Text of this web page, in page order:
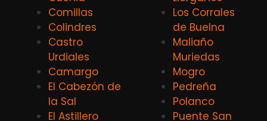
Comillas
Colindres
Castro
Urdiales
Camargo
El Cabezón de
la Sal
El Astillero
Los Corrales
de Buelna
Maliaño
Muriedas
Mogro
Pedreña
Polanco
Puente San